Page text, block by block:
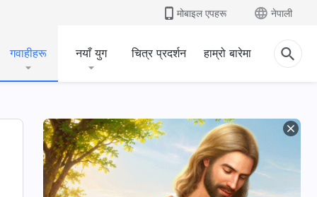
मोबाइल एपहरू नेपाली
गवाहीहरू नयाँ युग चित्र प्रदर्शन हाम्रो बारेमा